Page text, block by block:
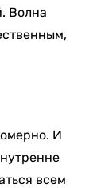
Волна
И
всем